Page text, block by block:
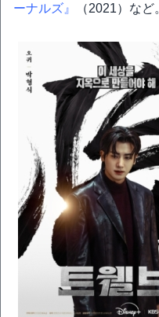
ーナルズ』
（2021）など